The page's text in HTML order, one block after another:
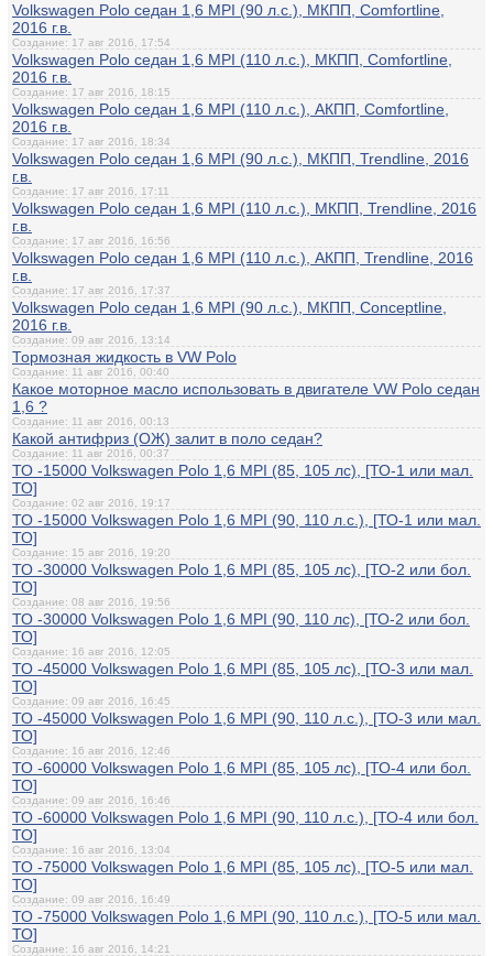
Volkswagen Polo седан 1,6 MPI (90 л.с.), МКПП, Comfortline,
2016 г.в.
Создание: 17 авг 2016, 17:54
Volkswagen Polo седан 1,6 MPI (110 л.с.), МКПП, Comfortline,
2016 г.в.
Создание: 17 авг 2016, 18:15
Volkswagen Polo седан 1,6 MPI (110 л.с.), АКПП, Comfortline,
2016 г.в.
Создание: 17 авг 2016, 18:34
Volkswagen Polo седан 1,6 MPI (90 л.с.), МКПП, Trendline, 2016
г.в.
Создание: 17 авг 2016, 17:11
Volkswagen Polo седан 1,6 MPI (110 л.с.), МКПП, Trendline, 2016
г.в.
Создание: 17 авг 2016, 16:56
Volkswagen Polo седан 1,6 MPI (110 л.с.), АКПП, Trendline, 2016
г.в.
Создание: 17 авг 2016, 17:37
Volkswagen Polo седан 1,6 MPI (90 л.с.), МКПП, Conceptline,
2016 г.в.
Создание: 09 авг 2016, 13:14
Тормозная жидкость в VW Polo
Создание: 11 авг 2016, 00:40
Какое моторное масло использовать в двигателе VW Polo седан
1,6 ?
Создание: 11 авг 2016, 00:13
Какой антифриз (ОЖ) залит в поло седан?
Создание: 11 авг 2016, 00:37
ТО -15000 Volkswagen Polo 1,6 MPI (85, 105 лс), [ТО-1 или мал.
ТО]
Создание: 02 авг 2016, 19:17
ТО -15000 Volkswagen Polo 1,6 MPI (90, 110 л.с.), [ТО-1 или мал.
ТО]
Создание: 15 авг 2016, 19:20
ТО -30000 Volkswagen Polo 1,6 MPI (85, 105 лс), [ТО-2 или бол.
ТО]
Создание: 08 авг 2016, 19:56
ТО -30000 Volkswagen Polo 1,6 MPI (90, 110 лс), [ТО-2 или бол.
ТО]
Создание: 16 авг 2016, 12:05
ТО -45000 Volkswagen Polo 1,6 MPI (85, 105 лс), [ТО-3 или мал.
ТО]
Создание: 09 авг 2016, 16:45
ТО -45000 Volkswagen Polo 1,6 MPI (90, 110 л.с.), [ТО-3 или мал.
ТО]
Создание: 16 авг 2016, 12:46
ТО -60000 Volkswagen Polo 1,6 MPI (85, 105 лс), [ТО-4 или бол.
ТО]
Создание: 09 авг 2016, 16:46
ТО -60000 Volkswagen Polo 1,6 MPI (90, 110 л.с.), [ТО-4 или бол.
ТО]
Создание: 16 авг 2016, 13:04
ТО -75000 Volkswagen Polo 1,6 MPI (85, 105 лс), [ТО-5 или мал.
ТО]
Создание: 09 авг 2016, 16:49
ТО -75000 Volkswagen Polo 1,6 MPI (90, 110 л.с.), [ТО-5 или мал.
ТО]
Создание: 16 авг 2016, 14:21